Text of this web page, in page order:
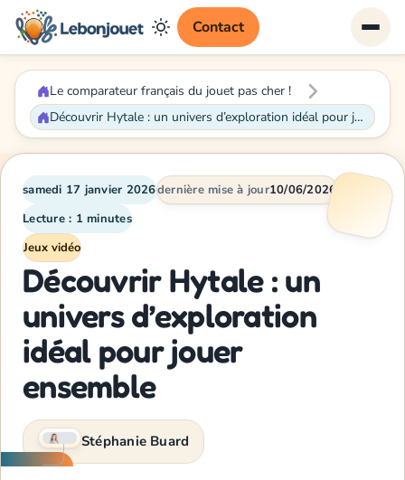
Contact
Le comparateur français du jouet pas cher !
Découvrir Hytale : un univers d’exploration idéal pour jouer ensemble
samedi 17 janvier 2026dernière mise à jour10/06/2026
Lecture : 1 minutes
Jeux vidéo
Découvrir Hytale : un
univers d’exploration
idéal pour jouer
ensemble
Stéphanie Buard